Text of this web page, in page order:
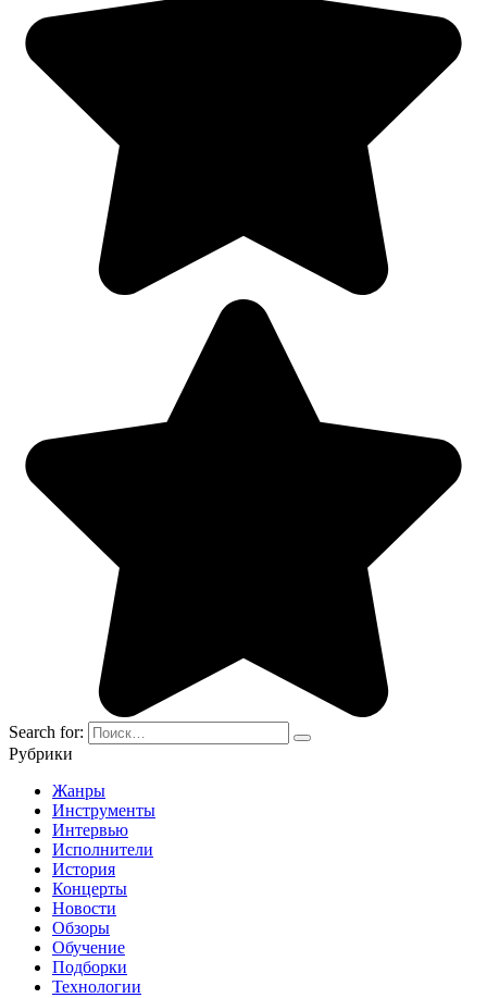
Search for:
Рубрики
Жанры
Инструменты
Интервью
Исполнители
История
Концерты
Новости
Обзоры
Обучение
Подборки
Технологии